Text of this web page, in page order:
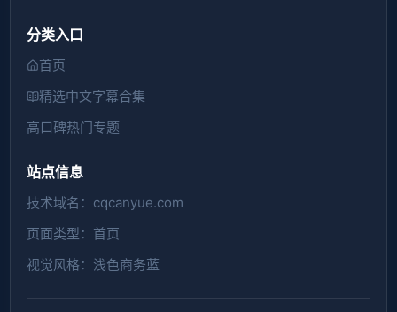
分类入口
首页
精选中文字幕合集
高口碑热门专题
站点信息
技术域名：cqcanyue.com
页面类型：首页
视觉风格：浅色商务蓝